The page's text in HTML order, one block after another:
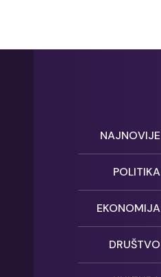
NAJNOVIJE
POLITIKA
EKONOMIJA
DRUŠTVO